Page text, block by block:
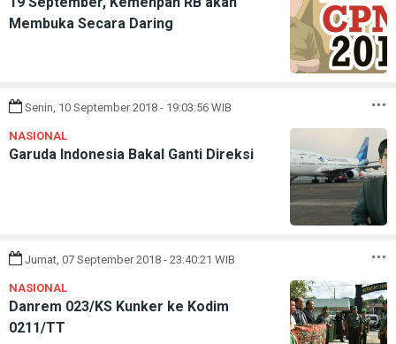
Membuka Secara Daring
Senin, 10 September 2018 - 19:03:56 WIB
NASIONAL
Garuda Indonesia Bakal Ganti Direksi
Jumat, 07 September 2018 - 23:40:21 WIB
NASIONAL
Danrem 023/KS Kunker ke Kodim
0211/TT